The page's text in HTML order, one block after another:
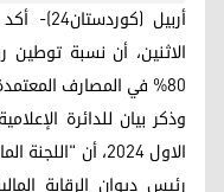
أربيل
الاثنين، أن نسبة
80% في المصارف المعتمدة لدى البنك المركزي العراقي.
الاول 2024، أن